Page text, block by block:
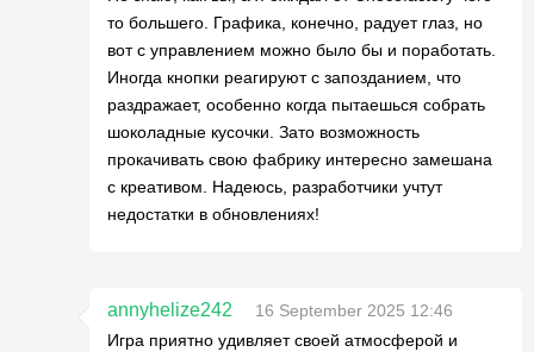
то большего. Графика, конечно, радует глаз, но
вот с управлением можно было бы и поработать.
Иногда кнопки реагируют с запозданием, что
раздражает, особенно когда пытаешься собрать
шоколадные кусочки. Зато возможность
прокачивать свою фабрику интересно замешана
с креативом. Надеюсь, разработчики учтут
недостатки в обновлениях!
annyhelize242
16 September 2025 12:46
Игра приятно удивляет своей атмосферой и